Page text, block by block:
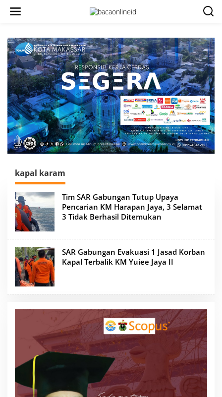
kapal karam
Tim SAR Gabungan Tutup Upaya
Pencarian KM Harapan Jaya, 3 Selamat
3 Tidak Berhasil Ditemukan
SAR Gabungan Evakuasi 1 Jasad Korban
Kapal Terbalik KM Yuiee Jaya II